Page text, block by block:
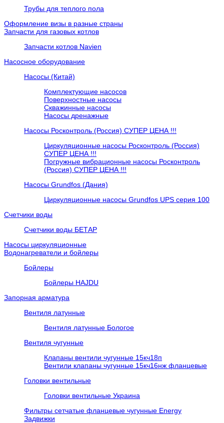
Трубы для теплого пола
Оформление визы в разные страны
Запчасти для газовых котлов
Запчасти котлов Navien
Насосное оборудование
Насосы (Китай)
Комплектующие насосов
Поверхностные насосы
Скважинные насосы
Насосы дренажные
Насосы Росконтроль (Россия) СУПЕР ЦЕНА !!!
Циркуляционные насосы Росконтроль (Россия)
СУПЕР ЦЕНА !!!
Погружные вибрационные насосы Росконтроль
(Россия) СУПЕР ЦЕНА !!!
Насосы Grundfos (Дания)
Циркуляционные насосы Grundfos UPS серия 100
Счетчики воды
Счетчики воды БЕТАР
Насосы циркуляционные
Водонагреватели и бойлеры
Бойлеры
Бойлеры HAJDU
Запорная арматура
Вентиля латунные
Вентиля латунные Бологое
Вентиля чугунные
Клапаны вентили чугунные 15кч18п
Вентили клапаны чугунные 15кч16нж фланцевые
Головки вентильные
Головки вентильные Украина
Фильтры сетчатые фланцевые чугунные Energy
Задвижки